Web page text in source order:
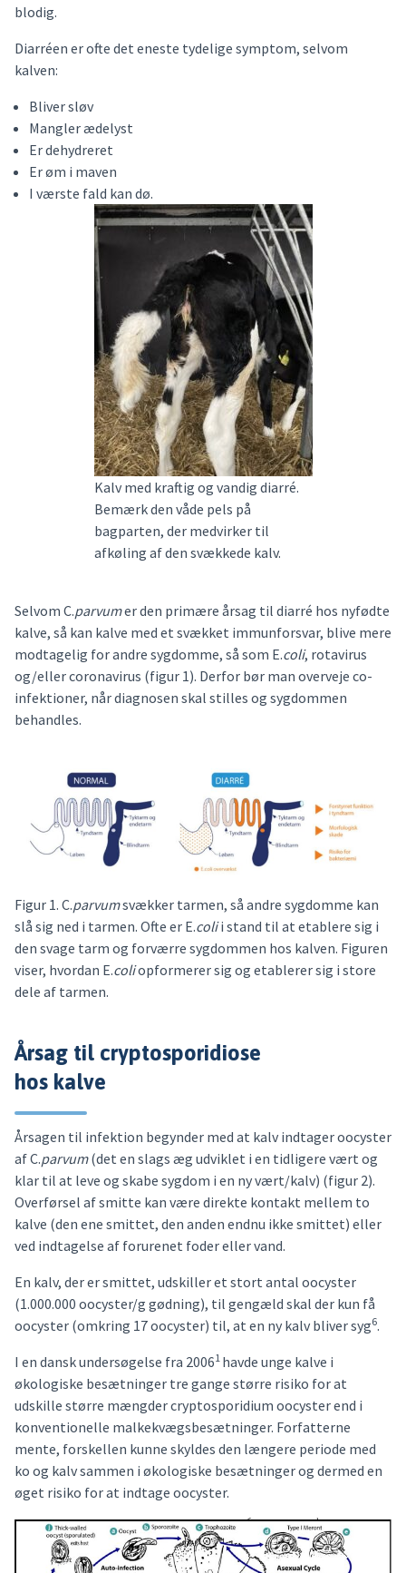
blodig.
Diarréen er ofte det eneste tydelige symptom, selvom
kalven:
Bliver sløv
Mangler ædelyst
Er dehydreret
Er øm i maven
I værste fald kan dø.
Kalv med kraftig og vandig diarré.
Bemærk den våde pels på
bagparten, der medvirker til
afkøling af den svækkede kalv.
Selvom C.parvumer den primære årsag til diarré hos nyfødte
kalve, så kan kalve med et svækket immunforsvar, blive mere
modtagelig for andre sygdomme, så som E.coli, rotavirus
og/eller coronavirus (figur 1). Derfor bør man overveje co-
infektioner, når diagnosen skal stilles og sygdommen
behandles.
Figur 1. C.parvumsvækker tarmen, så andre sygdomme kan
slå sig ned i tarmen. Ofte er E.colii stand til at etablere sig i
den svage tarm og forværre sygdommen hos kalven. Figuren
viser, hvordan E.coliopformerer sig og etablerer sig i store
dele af tarmen.
Årsag til cryptosporidiose
hos kalve
Årsagen til infektion begynder med at kalv indtager oocyster
af C.parvum(det en slags æg udviklet i en tidligere vært og
klar til at leve og skabe sygdom i en ny vært/kalv) (figur 2).
Overførsel af smitte kan være direkte kontakt mellem to
kalve (den ene smittet, den anden endnu ikke smittet) eller
ved indtagelse af forurenet foder eller vand.
En kalv, der er smittet, udskiller et stort antal oocyster
(1.000.000 oocyster/g gødning), til gengæld skal der kun få
oocyster (omkring 17 oocyster) til, at en ny kalv bliver syg6.
I en dansk undersøgelse fra 20061 havde unge kalve i
økologiske besætninger tre gange større risiko for at
udskille større mængder cryptosporidium oocyster end i
konventionelle malkekvægsbesætninger. Forfatterne
mente, forskellen kunne skyldes den længere periode med
ko og kalv sammen i økologiske besætninger og dermed en
øget risiko for at indtage oocyster.